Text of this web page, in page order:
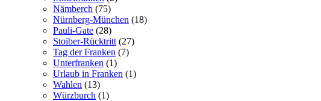
Nämberch (75)
Nürnberg-München (18)
Pauli-Gate (28)
Stoiber-Rücktritt (27)
Tag der Franken (7)
Unterfranken (1)
Urlaub in Franken (1)
Wahlen (13)
Würzburch (1)